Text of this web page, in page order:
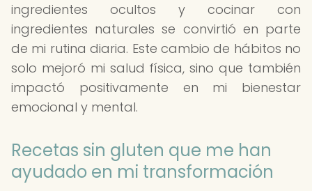
ingredientes ocultos y cocinar con
ingredientes naturales se convirtió en parte
de mi rutina diaria. Este cambio de hábitos no
solo mejoró mi salud física, sino que también
impactó positivamente en mi bienestar
emocional y mental.
Recetas sin gluten que me han
ayudado en mi transformación